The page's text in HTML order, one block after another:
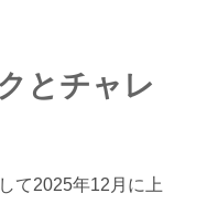
とチャレ
て2025年12月に上